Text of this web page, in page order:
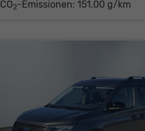
CO2-Emissionen: 151,00 g/km